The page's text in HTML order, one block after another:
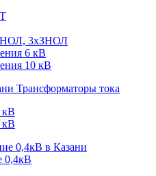
3хЗНОЛ
6 кВ
10 кВ
Трансформаторы тока
кВ
кВ
0,4кВ